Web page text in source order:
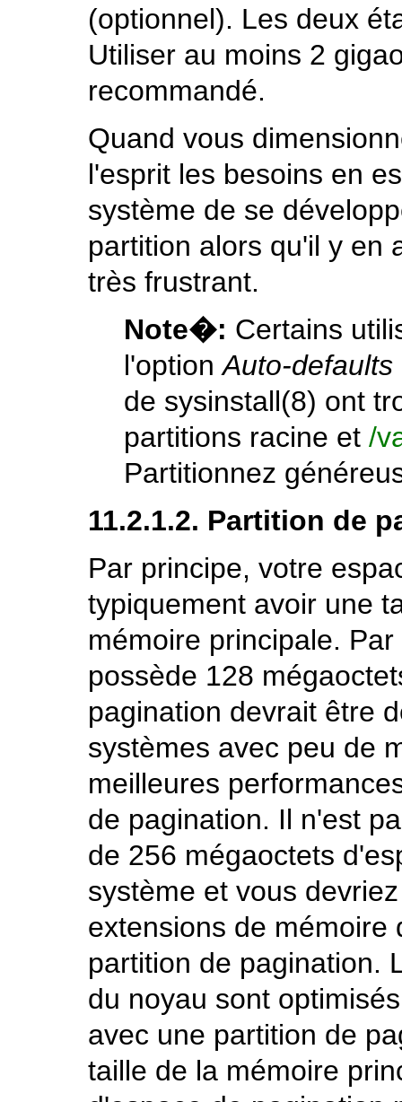
(optionnel). Les deux
Utiliser au moins 2
recommandé.
Quand vous
l'esprit les besoins en
système de se
partition alors qu'il y en
très frustrant.
Note�: Certains
l'optionAuto-defaults
de sysinstall(8) ont
partitions racine et /
Partitionnez
11.2.1.2. Partition de
Par principe, votre
typiquement avoir une
mémoire principale.
possède 128
pagination devrait être
systèmes avec peu de
meilleures
de pagination. Il n'est
de 256 mégaoctets
système et vous
extensions de mémoire
partition de pagination.
du noyau sont
avec une partition de
taille de la mémoire